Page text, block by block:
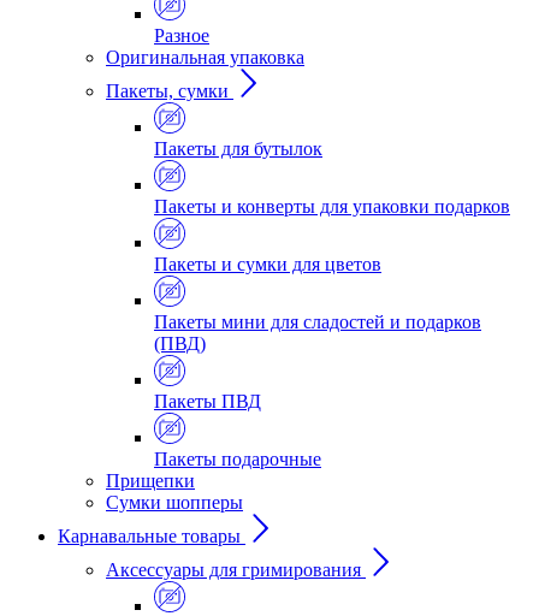
Разное
Оригинальная упаковка
Пакеты, сумки
Пакеты для бутылок
Пакеты и конверты для упаковки подарков
Пакеты и сумки для цветов
Пакеты мини для сладостей и подарков
(ПВД)
Пакеты ПВД
Пакеты подарочные
Прищепки
Сумки шопперы
Карнавальные товары
Аксессуары для гримирования